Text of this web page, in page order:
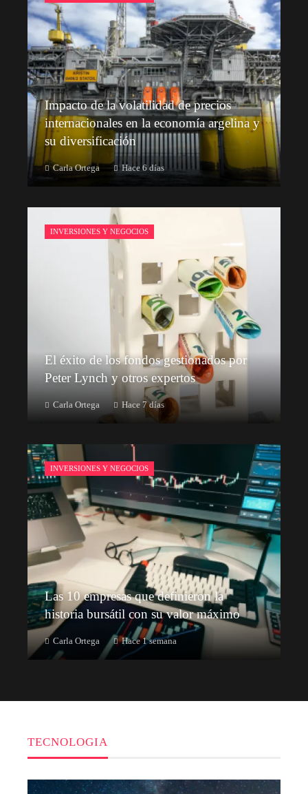
Impacto de la volatilidad de precios
internacionales en la economía argelina y
su diversificación
Carla Ortega Hace 6 días
INVERSIONES Y NEGOCIOS
El éxito de los fondos gestionados por
Peter Lynch y otros expertos
Carla Ortega Hace 7 días
INVERSIONES Y NEGOCIOS
Las 10 empresas que definieron la
historia bursátil con su valor máximo
Carla Ortega Hace 1 semana
TECNOLOGIA